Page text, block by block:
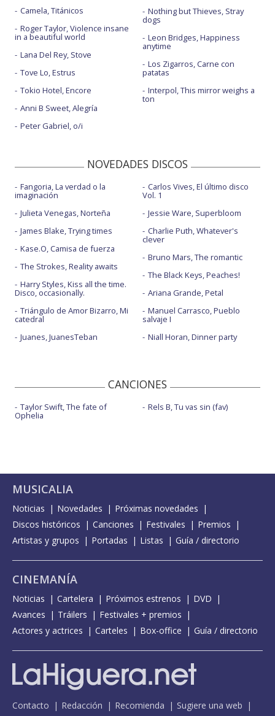
Camela, Titánicos
Roger Taylor, Violence insane
in a beautiful world
Lana Del Rey, Stove
Tove Lo, Estrus
Tokio Hotel, Encore
Anni B Sweet, Alegría
Peter Gabriel, o/i
Nothing but Thieves, Stray
dogs
Leon Bridges, Happiness
anytime
Los Zigarros, Carne con
patatas
Interpol, This mirror weighs a
ton
NOVEDADES DISCOS
Fangoria, La verdad o la
imaginación
Julieta Venegas, Norteña
James Blake, Trying times
Kase.O, Camisa de fuerza
The Strokes, Reality awaits
Harry Styles, Kiss all the time.
Disco, occasionally.
Triángulo de Amor Bizarro, Mi
catedral
Juanes, JuanesTeban
Carlos Vives, El último disco
Vol. 1
Jessie Ware, Superbloom
Charlie Puth, Whatever's
clever
Bruno Mars, The romantic
The Black Keys, Peaches!
Ariana Grande, Petal
Manuel Carrasco, Pueblo
salvaje I
Niall Horan, Dinner party
CANCIONES
Taylor Swift, The fate of
Ophelia
Rels B, Tu vas sin (fav)
MUSICALIA
Noticias Novedades
Próximas novedades
Discos históricos
Canciones Festivales
Premios
Artistas y grupos
Portadas Listas Guía / directorio
CINEMANÍA
Noticias Cartelera Próximos estrenos
DVD
Avances
Tráilers
Festivales + premios
Actores y actrices
Carteles Box-office Guía / directorio
Contacto Redacción Recomienda
Sugiere una web